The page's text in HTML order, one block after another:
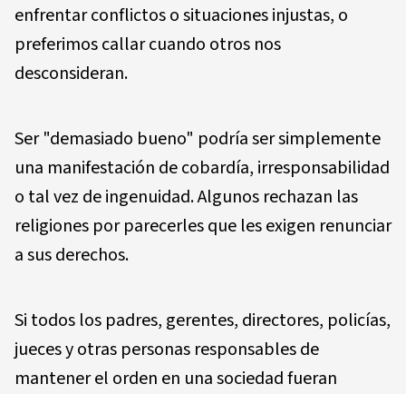
enfrentar conflictos o situaciones injustas, o
preferimos callar cuando otros nos
desconsideran.
Ser "demasiado bueno" podría ser simplemente
una manifestación de cobardía, irresponsabilidad
o tal vez de ingenuidad. Algunos rechazan las
religiones por parecerles que les exigen renunciar
a sus derechos.
Si todos los padres, gerentes, directores, policías,
jueces y otras personas responsables de
mantener el orden en una sociedad fueran